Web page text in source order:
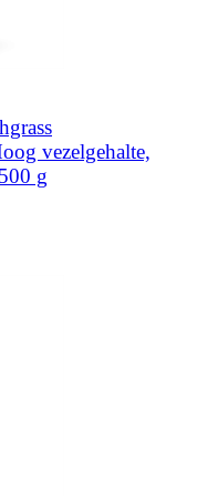
vezelgehalte,
g